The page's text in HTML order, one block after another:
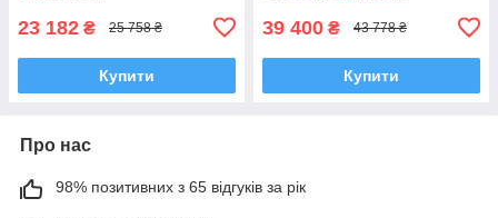
23 182 ₴ 25 758 ₴
Купити
39 400 ₴ 43 778 ₴
Купити
Про нас
98% позитивних з 65 відгуків за рік